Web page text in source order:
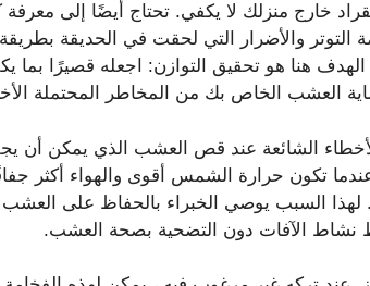
خارج منزلك لا يكفي. تحتاج أيضًا إلى
والأضرار التي لحقت في الحديقة
هنا هو تحقيق التوازن: اجعله قصيرًا بما
العشب الخاص بك من المخاطر المحتملة
الشائعة عند قص العشب الذي يمكن أن
تكون حرارة الشمس أقوى والهواء أكثر
لهذا السبب يوصي الخبراء بالحفاظ على